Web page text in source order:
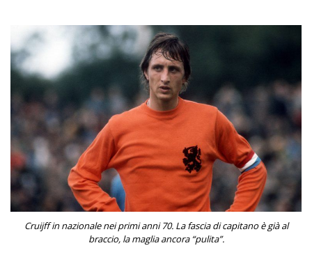
Cruijff in nazionale nei primi anni 70. La fascia di capitano è già al
braccio, la maglia ancora “pulita”.